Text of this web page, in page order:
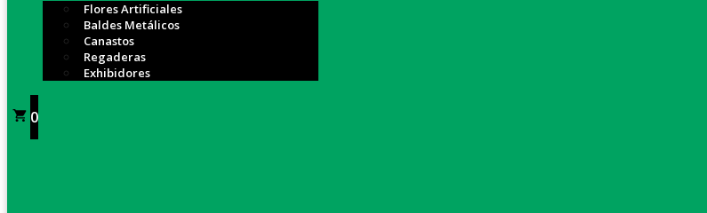
Flores Artificiales
Baldes Metálicos
Canastos
Regaderas
Exhibidores
0